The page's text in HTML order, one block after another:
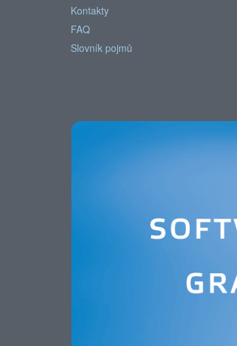
Kontakty
FAQ
Slovník pojmů